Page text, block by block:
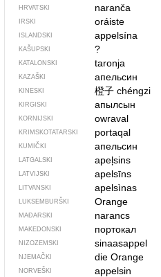
HRVATSKI naranča
IRSKI oráiste
ISLANDSKI appelsína
KAŠUPSKI ?
KATALONSKI taronja
KAZAŠKI апельсин
KINESKI 橙子 chéngzi
KIRGISKI апылсын
KORNIJSKI owraval
KRIMSKOTATARSKI portaqal
KUMIČKI апельсин
LATGALSKI apeļsins
LATVIJSKI apelsīns
LITVANSKI apelsìnas
LUKSEMBURŠKI Orange
MAĐARSKI narancs
MAKEDONSKI портокал
NIZOZEMSKI sinaasappel
NJEMAČKI die Orange
NORVEŠKI appelsin